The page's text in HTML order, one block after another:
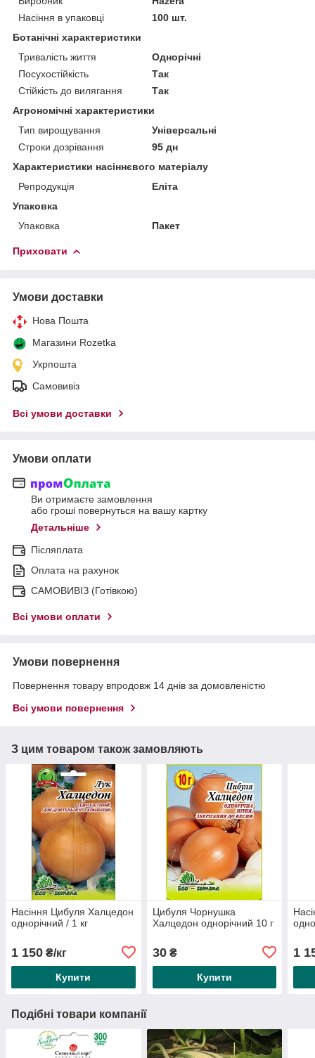
Насіння в упаковці
100 шт.
Ботанічні характеристики
Тривалість життя
Однорічні
Посухостійкість
Так
Стійкість до вилягання
Так
Агрономічні характеристики
Тип вирощування
Універсальні
Строки дозрівання
95 дн
Характеристики насіннєвого матеріалу
Репродукція
Еліта
Упаковка
Упаковка
Пакет
Приховати
Умови доставки
Нова Пошта
Магазини Rozetka
Укрпошта
Самовивіз
Всі умови доставки
Умови оплати
Ви отримаєте замовлення
або гроші повернуться на вашу картку
Детальніше
Післяплата
Оплата на рахунок
САМОВИВІЗ (Готівкою)
Всі умови оплати
Умови повернення
Повернення товару впродовж 14 днів за домовленістю
Всі умови повернення
З цим товаром також замовляють
Насіння Цибуля Халцедон
однорічний / 1 кг
1 150 ₴/кг
Купити
Цибуля Чорнушка
Халцедон однорічний 10 г
30₴
Купити
1
Подібні товари компанії